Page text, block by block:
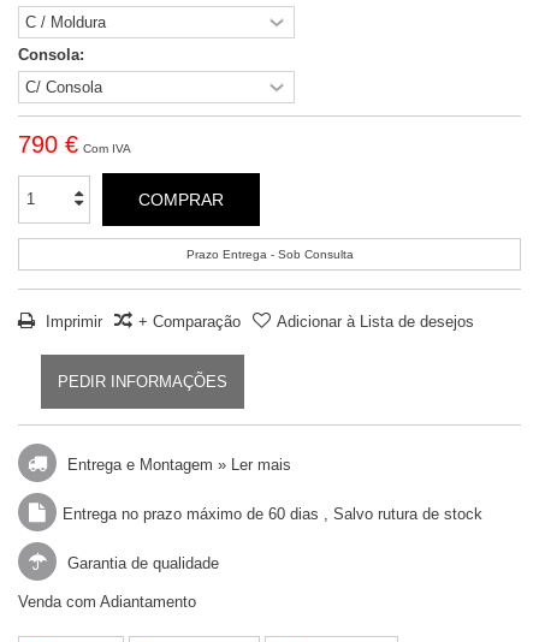
Consola:
790 € Com IVA
COMPRAR
Prazo Entrega - Sob Consulta
Imprimir + Comparação Adicionar à Lista de desejos
PEDIR INFORMAÇÕES
Entrega e Montagem » Ler mais
Entrega no prazo máximo de 60 dias , Salvo rutura de stock
Garantia de qualidade
Venda com Adiantamento